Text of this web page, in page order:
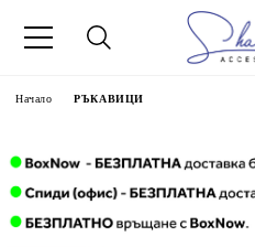
Начало РЪКАВИЦИ